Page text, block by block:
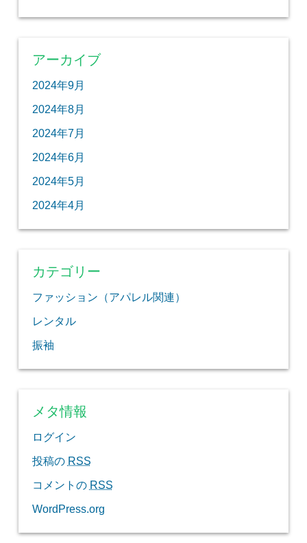
アーカイブ
2024年9月
2024年8月
2024年7月
2024年6月
2024年5月
2024年4月
カテゴリー
ファッション（アパレル関連）
レンタル
振袖
メタ情報
ログイン
投稿の RSS
コメントの RSS
WordPress.org